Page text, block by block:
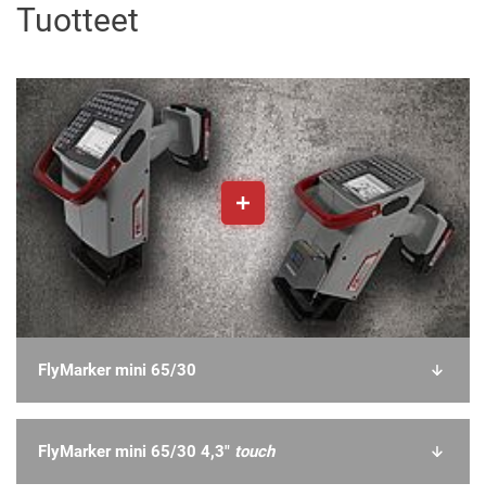
Tuotteet
FlyMarker mini 65/30
FlyMarker mini 65/30 4,3" touch